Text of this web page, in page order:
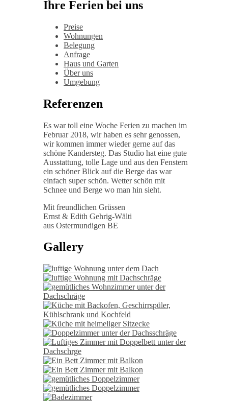
Ihre Ferien bei uns
Preise
Wohnungen
Belegung
Anfrage
Haus und Garten
Über uns
Umgebung
Referenzen
Es war toll eine Woche Ferien zu machen im
Februar 2018, wir haben es sehr genossen,
wir kommen immer wieder gerne auf das
schöne Kandersteg. Das Studio hat eine gute
Ausstattung, tolle Lage und aus den Fenstern
ein schöner Blick auf die Berge das war
einfach super schön. Wetter schön mit
Schnee und Berge wo man hin sieht.
Mit freundlichen Grüssen
Ernst & Edith Gehrig-Wälti
aus Ostermundigen BE
Gallery